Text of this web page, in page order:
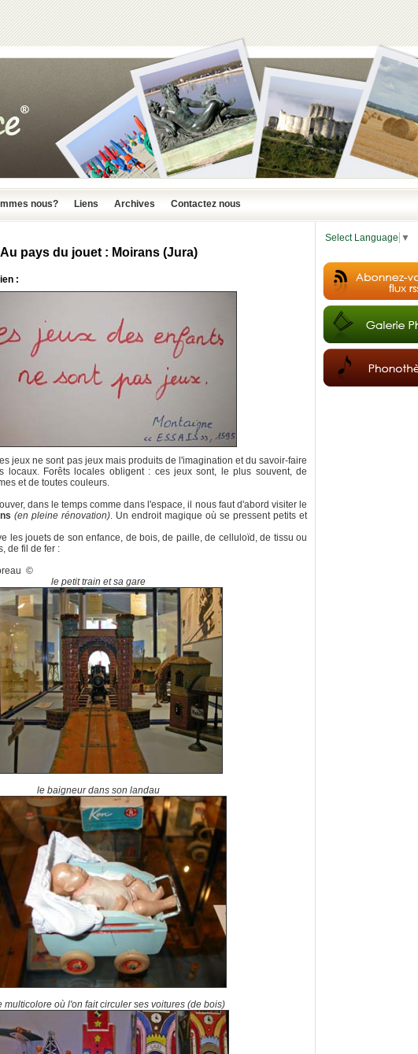
nous? Liens Archives Contactez nous
Au pays du jouet : Moirans (Jura)
:
jeux ne sont pas jeux mais produits de l'imagination et du savoir-faire
locaux. Forêts locales obligent : ces jeux sont, le plus souvent, de
et de toutes couleurs.
dans le temps comme dans l'espace, il nous faut d'abord visiter le
(en pleine rénovation). Un endroit magique où se pressent petits et
les jouets de son enfance, de bois, de paille, de celluloïd, de tissu ou
de fil de fer :
©
le petit train et sa gare
le baigneur dans son landau
multicolore où l'on fait circuler ses voitures (de bois)
Select Language ▼